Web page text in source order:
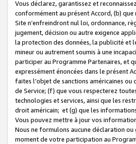
Vous déclarez, garantissez et
conformément au présent Accord, (b)
Site n’enfreindront nul loi, ordonnance,
jugement, décision ou autre exigence
la protection des données, la publicité et
mineur ou autrement soumis à une
participer au Programme Partenaires, et
expressément énoncées dans le présent
faites l’objet de sanctions américaines
de Service; (f) que vous respecterez
technologies et services, ainsi que les
droit américain; et (g) que les
Vous pouvez mettre à jour vos
Nous ne formulons aucune déclaration
moment de votre participation au